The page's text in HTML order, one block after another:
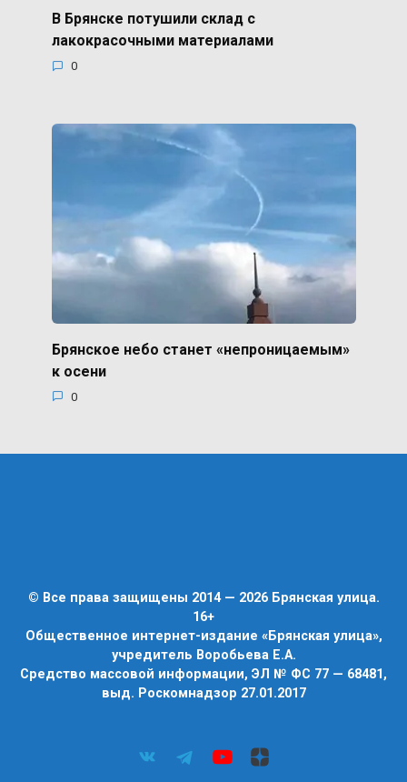
В Брянске потушили склад с
лакокрасочными материалами
0
Брянское небо станет «непроницаемым»
к осени
0
© Все права защищены 2014 — 2026 Брянская улица.
16+
Общественное интернет-издание «Брянская улица»,
учредитель Воробьева Е.А.
Средство массовой информации, ЭЛ № ФС 77 — 68481,
выд. Роскомнадзор 27.01.2017